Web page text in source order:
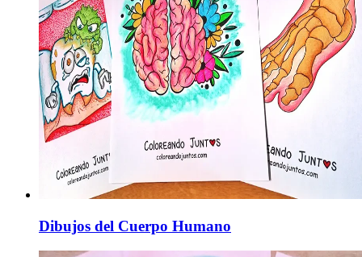
Dibujos del Cuerpo Humano